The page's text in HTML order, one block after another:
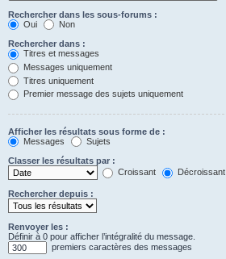
Rechercher dans les sous-forums :
Oui
Non
Rechercher dans :
Titres et messages
Messages uniquement
Titres uniquement
Premier message des sujets uniquement
Afficher les résultats sous forme de :
Messages
Sujets
Classer les résultats par :
Croissant
Décroissant
Rechercher depuis :
Renvoyer les :
Définir à 0 pour afficher l’intégralité du message.
premiers caractères des messages